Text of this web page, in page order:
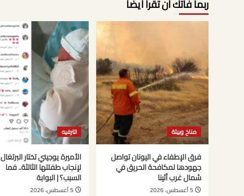
ربما فاتك أن تقرأ أيضاً
مناخ وبيئة
فرق الإطفاء في اليونان تواصل
جهودها لمكافحة الحريق في
شمال غرب أثينا
5 أغسطس، 2026
الترفيه
الأميرة يوجيني تختار البرتغال
لإنجاب طفلتها الثالثة.. فما
السبب؟ | البوابة
5 أغسطس، 2026